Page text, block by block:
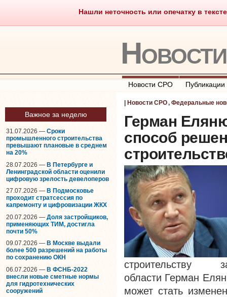
Нашли неточность или опечатку в
Саморегулирование Что
Новости СРО Публикации
Важное за неделю
31.07.2026 — Сроки
промышленного строительства
превышают плановые в среднем
на 20%
28.07.2026 — В Петербурге и
Ленинградской области оценили
цифровую зрелость девелоперов
27.07.2026 — В Подмосковье
проходит стратсессия по
капремонту и цифровизации ЖКХ
20.07.2026 — Доля застройщиков,
применяющих ТИМ, достигла
почти 50%
09.07.2026 — В Москве выдали
более 500 разрешений на работы
по сохранению ОКН
06.07.2026 — В ФСНБ-2022
внесли новые сметные нормы
для гидротехнических
сооружений
Новости СРО, Федеральные
Герман
способ
строительству
области Герман
может стать